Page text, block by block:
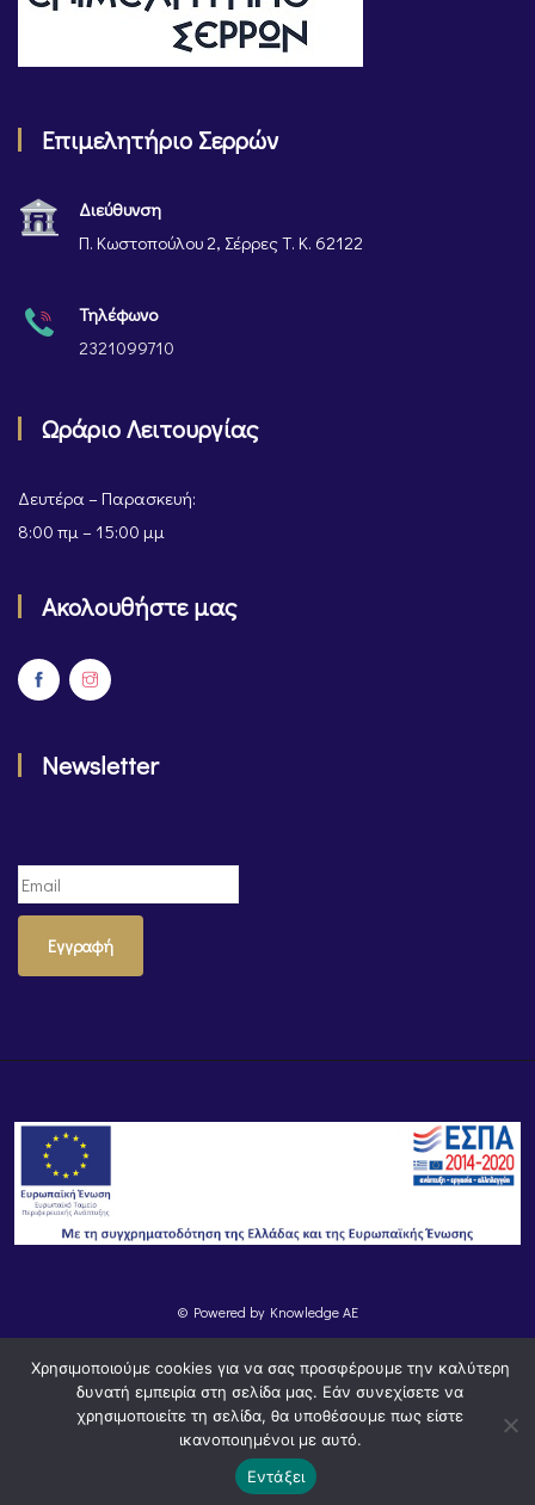
Επιμελητήριο Σερρών
Διεύθυνση
Π. Κωστοπούλου 2, Σέρρες Τ. Κ. 62122
Τηλέφωνο
2321099710
Ωράριο Λειτουργίας
Δευτέρα – Παρασκευή:
8:00 πμ – 15:00 μμ
Ακολουθήστε μας
Newsletter
Εγγραφή
© Powered by Knowledge AE
Χρησιμοποιούμε cookies για να σας προσφέρουμε την καλύτερη
δυνατή εμπειρία στη σελίδα μας. Εάν συνεχίσετε να
χρησιμοποιείτε τη σελίδα, θα υποθέσουμε πως είστε
ικανοποιημένοι με αυτό.
Εντάξει